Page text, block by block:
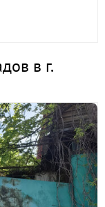
в г.